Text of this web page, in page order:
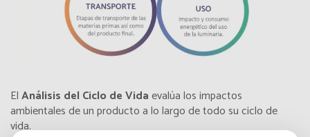
ElAnálisis del Ciclo de Vidaevalúa los impactos
ambientales de un producto a lo largo de todo su ciclo de
vida.